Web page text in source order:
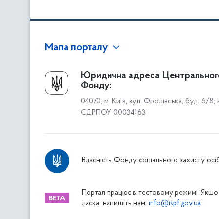
Мапа порталу
Про Фонд
Керівництво
Структура Фонду
Територіальні відділення
Дніпропетровське відділення
Житомирське відділення
Закарпатське відділення
Юридична адреса
Фонду:
04070, м. Київ, вул. Фролівська, буд. 6/8,
ЄДРПОУ 00034163
Власність Фонду соціального захисту осіб
Портал працює в тестовому режимі. Якщо
ласка, напишіть нам: info@ispf.gov.ua